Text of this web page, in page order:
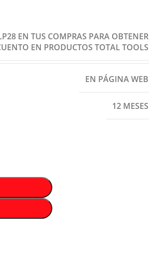
EN TUS COMPRAS PARA OBTENER
EN PRODUCTOS TOTAL TOOLS
EN PÁGINA WEB
12 MESES